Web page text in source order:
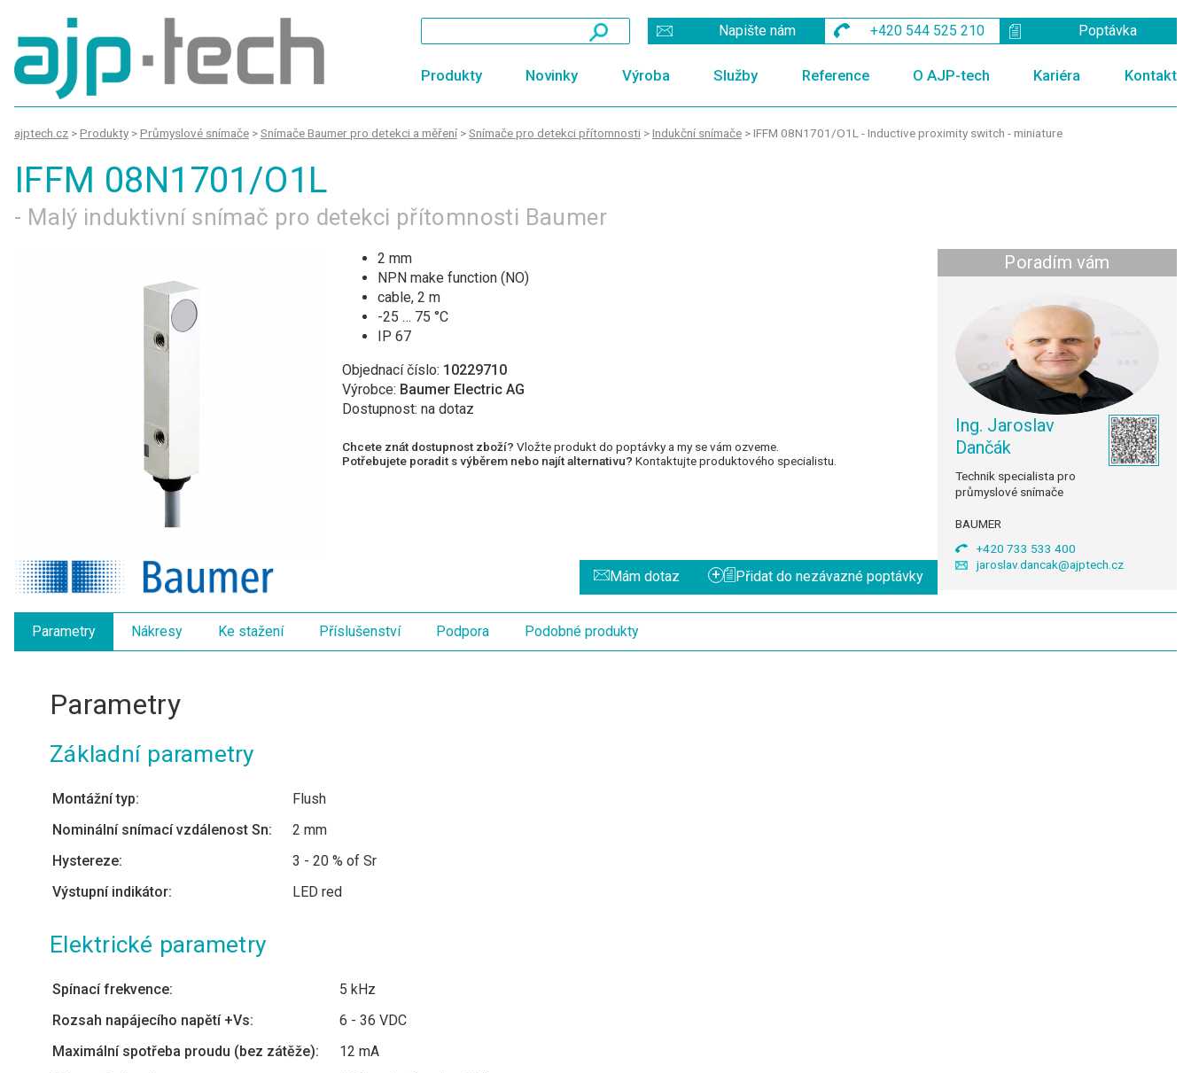
Poptávka
+420 544 525 210
Napište nám
Produkty Novinky Výroba Služby Reference O AJP-tech Kariéra Kontakt
ajptech.cz >Produkty >Průmyslové snímače >Snímače Baumer pro detekci a měření >Snímače pro detekci přítomnosti >Indukční snímače >IFFM 08N1701/O1L - Inductive proximity switch - miniature
IFFM 08N1701/O1L
- Malý induktivní snímač pro detekci přítomnosti Baumer
2 mm
NPN make function (NO)
cable, 2 m
-25 … 75 °C
IP 67
Objednací číslo: 10229710
Výrobce: Baumer Electric AG
Dostupnost: na dotaz
Chcete znát dostupnost zboží? Vložte produkt do poptávky a my se vám ozveme.
Potřebujete poradit s výběrem nebo najít alternativu? Kontaktujte produktového specialistu.
Mám dotaz + Přidat do nezávazné poptávky
Poradím vám
Ing. Jaroslav
Dančák
Technik specialista pro
průmyslové snímače
BAUMER
+420 733 533 400
jaroslav.dancak@ajptech.cz
Parametry Nákresy Ke stažení Příslušenství Podpora Podobné produkty
Parametry
Základní parametry
Montážní typ:
Flush
Nominální snímací vzdálenost Sn:
2 mm
Hystereze:
3 - 20 % of Sr
Výstupní indikátor:
LED red
Elektrické parametry
Spínací frekvence:
5 kHz
Rozsah napájecího napětí +Vs:
6 - 36 VDC
Maximální spotřeba proudu (bez zátěže):
12 mA